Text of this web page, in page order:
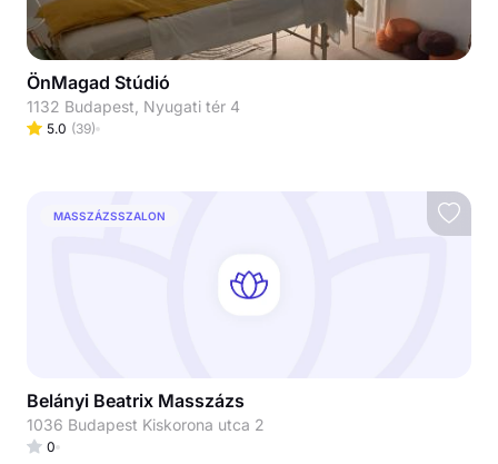
ÖnMagad Stúdió
1132 Budapest, Nyugati tér 4
5.0 (39)
MASSZÁZSSZALON
Belányi Beatrix Masszázs
1036 Budapest Kiskorona utca 2
0